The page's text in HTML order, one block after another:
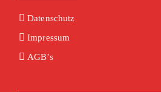
Datenschutz
Impressum
AGB’s